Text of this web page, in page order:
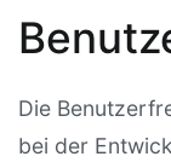
Die
bei der